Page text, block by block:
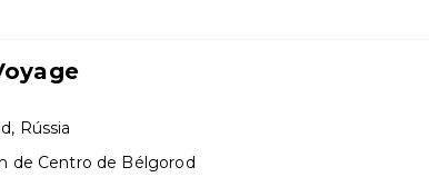
, Rússia
de Centro de Bélgorod